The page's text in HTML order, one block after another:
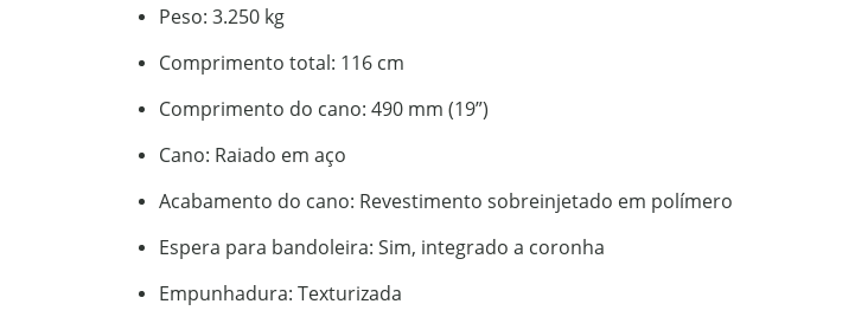
Peso: 3.250 kg
Comprimento total: 116 cm
Comprimento do cano: 490 mm (19”)
Cano: Raiado em aço
Acabamento do cano: Revestimento sobreinjetado em polímero
Espera para bandoleira: Sim, integrado a coronha
Empunhadura: Texturizada